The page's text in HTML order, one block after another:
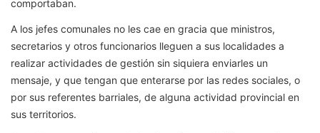
comportaban.
A los jefes comunales no les cae en gracia que ministros,
secretarios y otros funcionarios lleguen a sus localidades a
realizar actividades de gestión sin siquiera enviarles un
mensaje, y que tengan que enterarse por las redes sociales, o
por sus referentes barriales, de alguna actividad provincial en
sus territorios.